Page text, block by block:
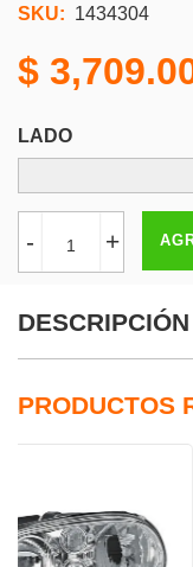
SKU: 1434304
LADO
- +
DESCRIPCIÓN
PRODUCTOS